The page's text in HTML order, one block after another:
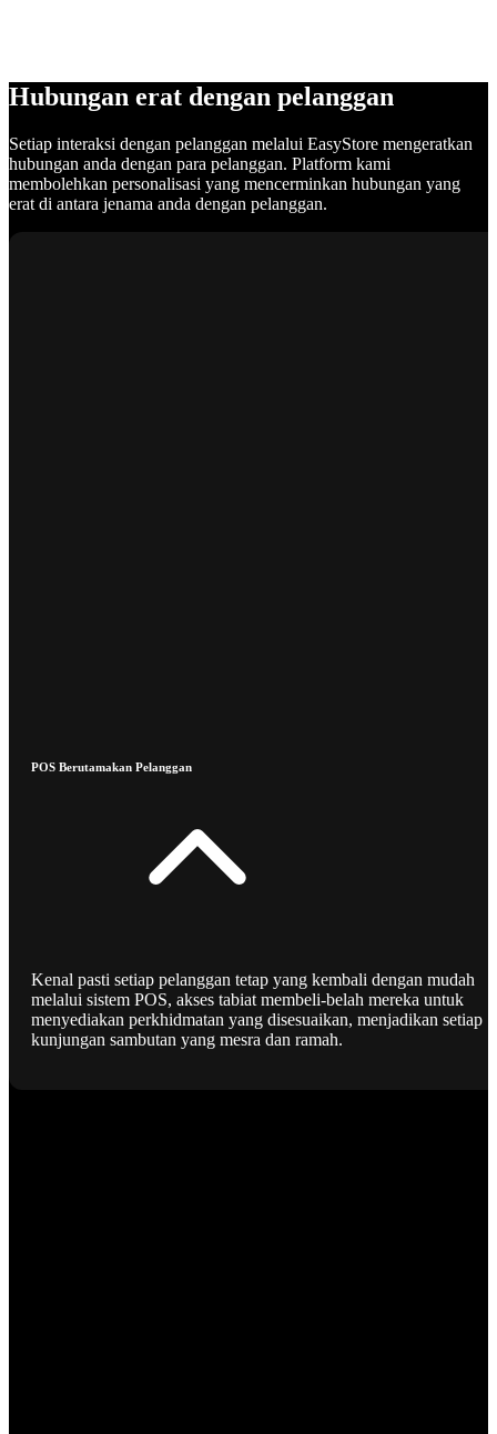
Hubungan erat dengan pelanggan
Setiap interaksi dengan pelanggan melalui EasyStore mengeratkan
hubungan anda dengan para pelanggan. Platform kami
membolehkan personalisasi yang mencerminkan hubungan yang
erat di antara jenama anda dengan pelanggan.
POS Berutamakan Pelanggan
Kenal pasti setiap pelanggan tetap yang kembali dengan mudah
melalui sistem POS, akses tabiat membeli-belah mereka untuk
menyediakan perkhidmatan yang disesuaikan, menjadikan setiap
kunjungan sambutan yang mesra dan ramah.